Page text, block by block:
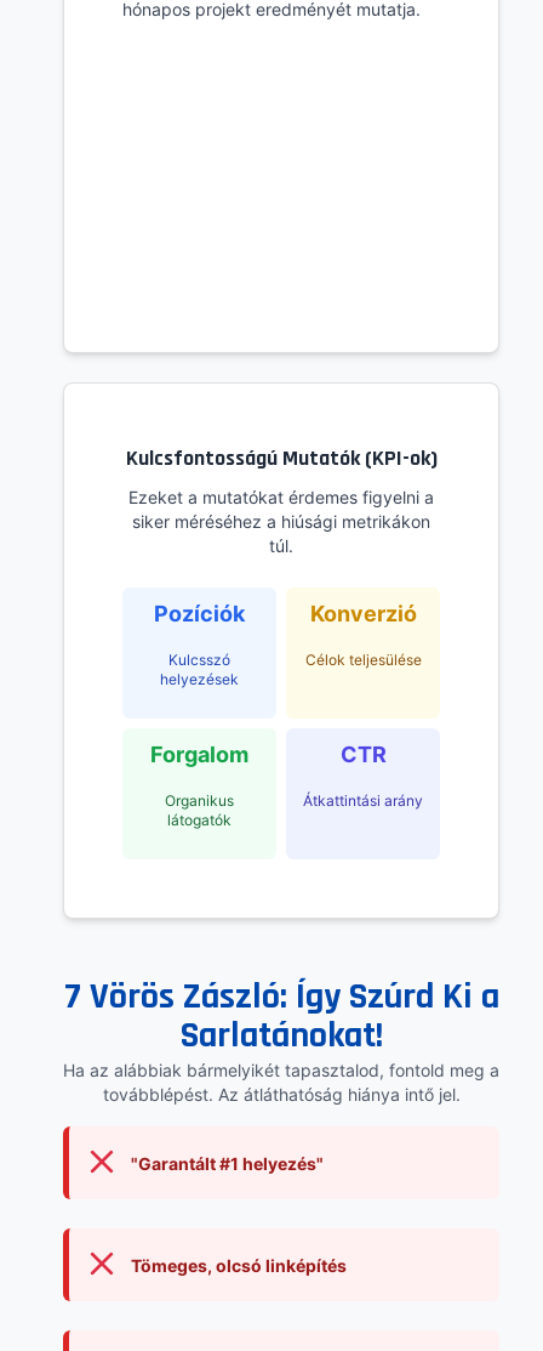
hónapos projekt eredményét mutatja.
Kulcsfontosságú Mutatók (KPI-ok)
Ezeket a mutatókat érdemes figyelni a
siker méréséhez a hiúsági metrikákon
túl.
Pozíciók
Kulcsszó
helyezések
Konverzió
Célok teljesülése
Forgalom
Organikus
látogatók
CTR
Átkattintási arány
7 Vörös Zászló: Így Szúrd Ki a
Sarlatánokat!
Ha az alábbiak bármelyikét tapasztalod, fontold meg a
továbblépést. Az átláthatóság hiánya intő jel.
"Garantált #1 helyezés"
Tömeges, olcsó linképítés